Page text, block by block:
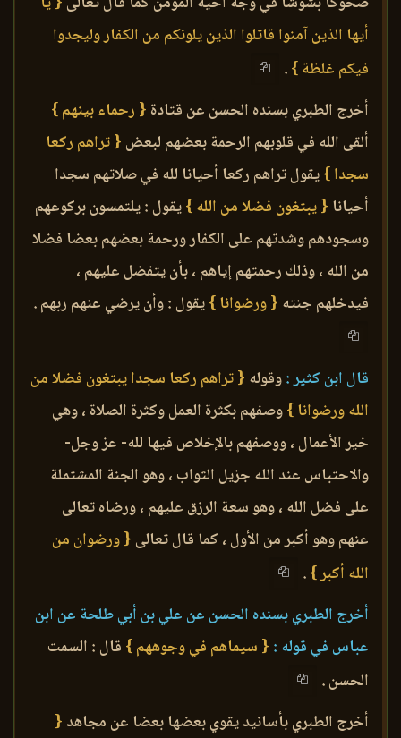
أيها الذين آمنوا قاتلوا الذين يلونكم من الكفار وليجدوا
فيكم غلظة }.
أخرج الطبري بسنده الحسن عن قتادة { رحماء بينهم }
ألقى الله في قلوبهم الرحمة بعضهم لبعض { تراهم ركعا
سجدا }يقول تراهم ركعا أحيانا لله في صلاتهم سجدا
أحيانا { يبتغون فضلا من الله }يقول : يلتمسون بركوعهم
وسجودهم وشدتهم على الكفار ورحمة بعضهم بعضا فضلا
من الله ، وذلك رحمتهم إياهم ، بأن يتفضل عليهم ،
فيدخلهم جنته { ورضوانا }يقول : وأن يرضي عنهم ربهم .
قال ابن كثير :وقوله { تراهم ركعا سجدا يبتغون فضلا من
الله ورضوانا }وصفهم بكثرة العمل وكثرة الصلاة ، وهي
خير الأعمال ، ووصفهم بالإخلاص فيها لله- عز وجل-
والاحتباس عند الله جزيل الثواب ، وهو الجنة المشتملة
على فضل الله ، وهو سعة الرزق عليهم ، ورضاه تعالى
عنهم وهو أكبر من الأول ، كما قال تعالى { ورضوان من
الله أكبر }.
أخرج الطبري بسنده الحسن عن علي بن أبي طلحة عن ابن
عباس في قوله : { سيماهم في وجوههم } قال : السمت
الحسن .
أخرج الطبري بأسانيد يقوي بعضها بعضا عن مجاهد {